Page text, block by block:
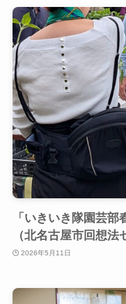
「いきいき隊園芸
（北名古屋市回想法
2026年5月11日